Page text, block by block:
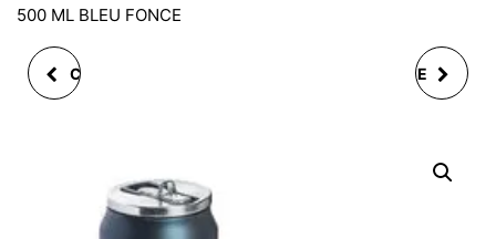
500 ML BLEU FONCE
CANETTE ISOTHERME CANETTE ISOTHERME